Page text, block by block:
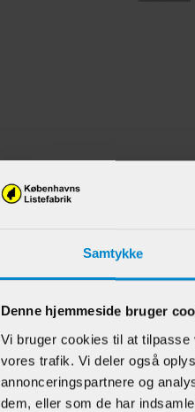
Samtykke
Denne hjemmeside bruger
Vi bruger cookies til at
vores trafik. Vi deler også
annonceringspartnere og
dem, eller som de har
Andre